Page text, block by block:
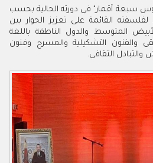
القائمة على تعزيز الحوار بين
المتوسط والدول الناطقة باللغة
والفنون التشكيلية والمسرح وفنون
الثقافي.